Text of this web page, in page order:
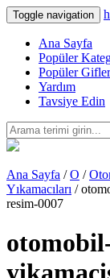
Toggle navigation
Ana Sayfa
Popüler
Popüler Gifler
Yardım
Tavsiye Edin
Ana Sayfa /O /
Yıkamacıları /
resim-0007